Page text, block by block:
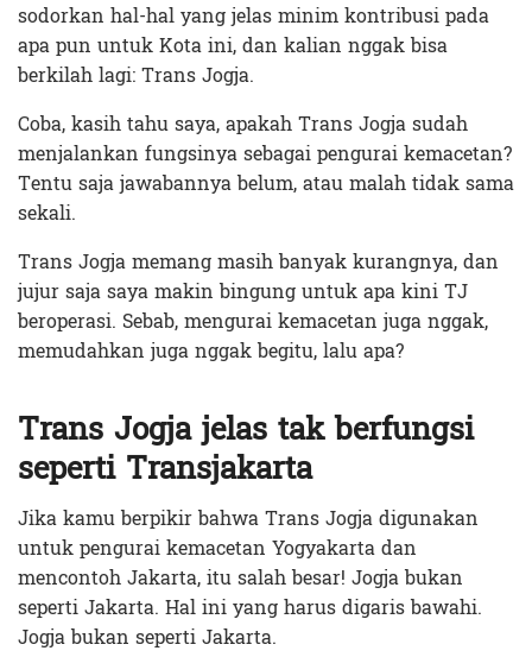
sodorkan hal-hal yang jelas minim kontribusi pada
apa pun untuk Kota ini, dan kalian nggak bisa
berkilah lagi: Trans Jogja.
Coba, kasih tahu saya, apakah Trans Jogja sudah
menjalankan fungsinya sebagai pengurai kemacetan?
Tentu saja jawabannya belum, atau malah tidak sama
sekali.
Trans Jogja memang masih banyak kurangnya, dan
jujur saja saya makin bingung untuk apa kini TJ
beroperasi. Sebab, mengurai kemacetan juga nggak,
memudahkan juga nggak begitu, lalu apa?
Trans Jogja jelas tak berfungsi
seperti Transjakarta
Jika kamu berpikir bahwa Trans Jogja digunakan
untuk pengurai kemacetan Yogyakarta dan
mencontoh Jakarta, itu salah besar! Jogja bukan
seperti Jakarta. Hal ini yang harus digaris bawahi.
Jogja bukan seperti Jakarta.